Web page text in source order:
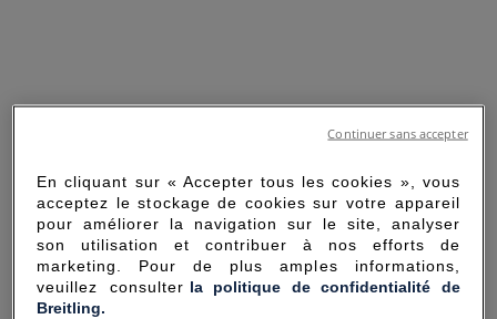
En cliquant sur « Accepter tous les cookies », vous
acceptez le stockage de cookies sur votre appareil
pour améliorer la navigation sur le site, analyser
son utilisation et contribuer à nos efforts de
marketing. Pour de plus amples informations,
veuillez consulter la politique de confidentialité de
Breitling.
Continuer sans accepter